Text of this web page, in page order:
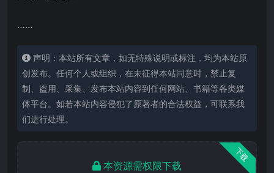
……
声明：本站所有文章，如无特殊说明或标注，均为本站原
创发布。任何个人或组织，在未征得本站同意时，禁止复
制、盗用、采集、发布本站内容到任何网站、书籍等各类媒
体平台。如若本站内容侵犯了原著者的合法权益，可联系我
们进行处理。
下载
本资源需权限下载